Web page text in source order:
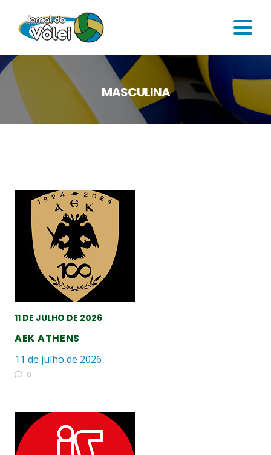
MASCULINA
11 DE JULHO DE 2026
AEK ATHENS
11 de julho de 2026
0